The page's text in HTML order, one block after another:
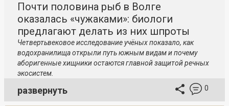
Почти половина рыб в Волге
оказалась «чужаками»: биологи
предлагают делать из них шпроты
Четвертьвековое исследование учёных показало, как
водохранилища открыли путь южным видам и почему
аборигенные хищники остаются главной защитой речных
экосистем.
развернуть 0